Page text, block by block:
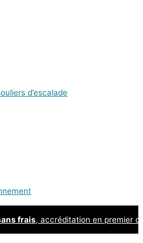
d’escalade
frais, accréditation en premier